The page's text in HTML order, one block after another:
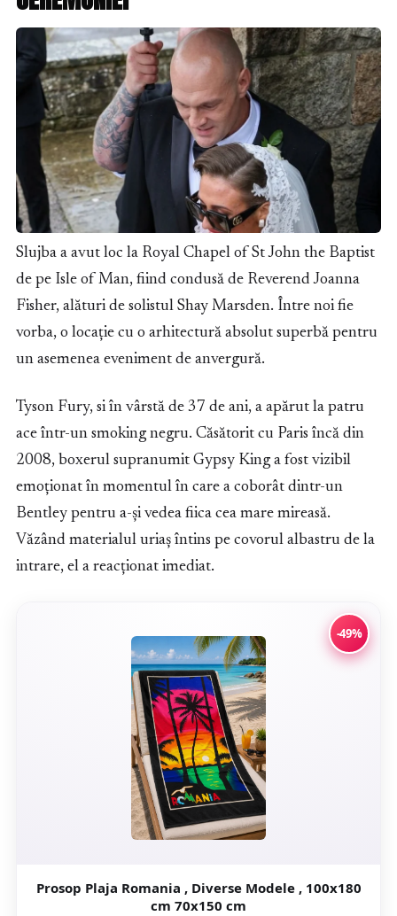
Slujba a avut loc la Royal Chapel of St John the Baptist
de pe Isle of Man, fiind condusă de Reverend Joanna
Fisher, alături de solistul Shay Marsden. Între noi fie
vorba, o locație cu o arhitectură absolut superbă pentru
un asemenea eveniment de anvergură.
Tyson Fury, si în vârstă de 37 de ani, a apărut la patru
ace într-un smoking negru. Căsătorit cu Paris încă din
2008, boxerul supranumit Gypsy King a fost vizibil
emoționat în momentul în care a coborât dintr-un
Bentley pentru a-și vedea fiica cea mare mireasă.
Văzând materialul uriaș întins pe covorul albastru de la
intrare, el a reacționat imediat.
-49%
Prosop Plaja Romania , Diverse Modele , 100x180
cm 70x150 cm